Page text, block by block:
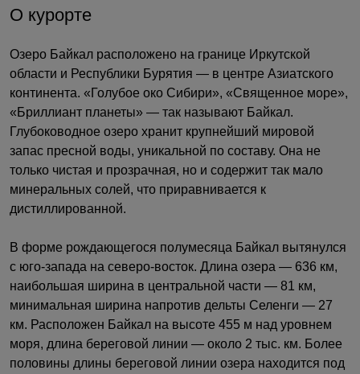
О курорте
Озеро Байкал расположено на границе Иркутской
области и Республики Бурятия — в центре Азиатского
континента. «Голубое око Сибири», «Священное море»,
«Бриллиант планеты» — так называют Байкал.
Глубоководное озеро хранит крупнейший мировой
запас пресной воды, уникальной по составу. Она не
только чистая и прозрачная, но и содержит так мало
минеральных солей, что приравнивается к
дистиллированной.
В форме рождающегося полумесяца Байкал вытянулся
с юго-запада на северо-восток. Длина озера — 636 км,
наибольшая ширина в центральной части — 81 км,
минимальная ширина напротив дельты Селенги — 27
км. Расположен Байкал на высоте 455 м над уровнем
моря, длина береговой линии — около 2 тыс. км. Более
половины длины береговой линии озера находится под